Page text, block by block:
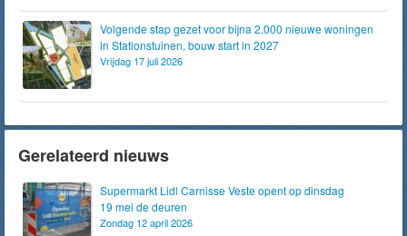
Volgende stap gezet voor bijna 2.000 nieuwe woningen
in Stationstuinen, bouw start in 2027
Vrijdag 17 juli 2026
Gerelateerd nieuws
Supermarkt Lidl Carnisse Veste opent op dinsdag
19 mei de deuren
Zondag 12 april 2026